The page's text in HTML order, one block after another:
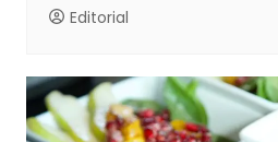
Editorial